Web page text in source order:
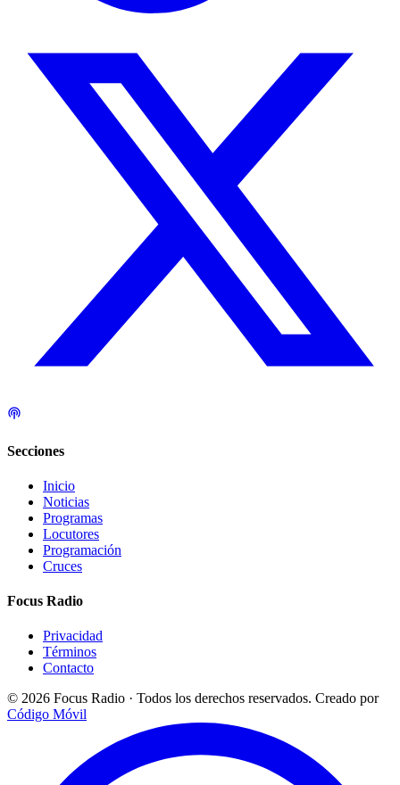
Secciones
Inicio
Noticias
Programas
Locutores
Programación
Cruces
Focus Radio
Privacidad
Términos
Contacto
© 2026 Focus Radio · Todos los derechos reservados. Creado por
Código Móvil